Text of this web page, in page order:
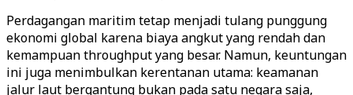
Perdagangan maritim tetap menjadi tulang punggung
ekonomi global karena biaya angkut yang rendah dan
kemampuan throughput yang besar. Namun, keuntungan
ini juga menimbulkan kerentanan utama: keamanan
jalur laut bergantung bukan pada satu negara saja,